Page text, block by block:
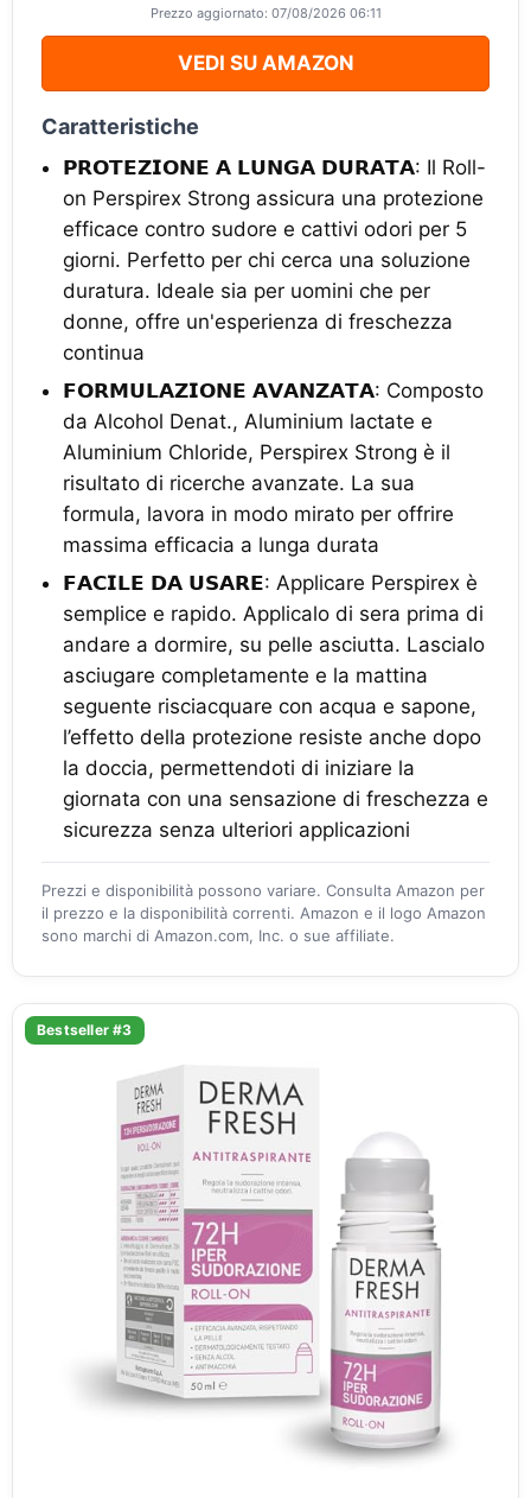
Prezzo aggiornato: 07/08/2026 06:11
VEDI SU AMAZON
Caratteristiche
𝗣𝗥𝗢𝗧𝗘𝗭𝗜𝗢𝗡𝗘 𝗔 𝗟𝗨𝗡𝗚𝗔 𝗗𝗨𝗥𝗔𝗧𝗔: Il Roll-
on Perspirex Strong assicura una protezione
efficace contro sudore e cattivi odori per 5
giorni. Perfetto per chi cerca una soluzione
duratura. Ideale sia per uomini che per
donne, offre un'esperienza di freschezza
continua
𝗙𝗢𝗥𝗠𝗨𝗟𝗔𝗭𝗜𝗢𝗡𝗘 𝗔𝗩𝗔𝗡𝗭𝗔𝗧𝗔: Composto
da Alcohol Denat., Aluminium lactate e
Aluminium Chloride, Perspirex Strong è il
risultato di ricerche avanzate. La sua
formula, lavora in modo mirato per offrire
massima efficacia a lunga durata
𝗙𝗔𝗖𝗜𝗟𝗘 𝗗𝗔 𝗨𝗦𝗔𝗥𝗘: Applicare Perspirex è
semplice e rapido. Applicalo di sera prima di
andare a dormire, su pelle asciutta. Lascialo
asciugare completamente e la mattina
seguente risciacquare con acqua e sapone,
l’effetto della protezione resiste anche dopo
la doccia, permettendoti di iniziare la
giornata con una sensazione di freschezza e
sicurezza senza ulteriori applicazioni
Prezzi e disponibilità possono variare. Consulta Amazon per
il prezzo e la disponibilità correnti. Amazon e il logo Amazon
sono marchi di Amazon.com, Inc. o sue affiliate.
Bestseller #3